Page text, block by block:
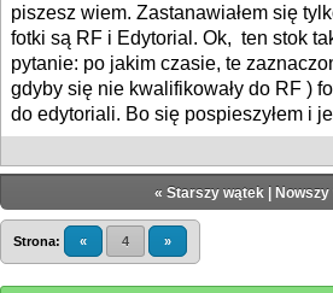
piszesz wiem. Zastanawiałem się
fotki są RF i Edytorial. Ok, ten stok
pytanie: po jakim czasie, te
gdyby się nie kwalifikowały do RF )
do edytoriali. Bo się pospieszyłem i
« Starszy wątek | Nowszy
Strona: « 4 »